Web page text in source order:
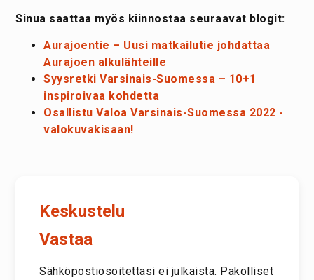
Sinua saattaa myös kiinnostaa seuraavat blogit:
Aurajoentie – Uusi matkailutie johdattaa
Aurajoen alkulähteille
Syysretki Varsinais-Suomessa – 10+1
inspiroivaa kohdetta
Osallistu Valoa Varsinais-Suomessa 2022 -
valokuvakisaan!
Keskustelu
Vastaa
Sähköpostiosoitettasi ei julkaista. Pakolliset